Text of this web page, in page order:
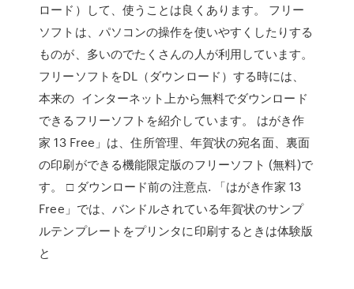
ロード）して、使うことは良くあります。 フリー
ソフトは、パソコンの操作を使いやすくしたりする
ものが、多いのでたくさんの人が利用しています。
フリーソフトをDL（ダウンロード）する時には、
本来の インターネット上から無料でダウンロード
できるフリーソフトを紹介しています。 はがき作
家 13 Free」は、住所管理、年賀状の宛名面、裏面
の印刷ができる機能限定版のフリーソフト (無料)で
す。 □ ダウンロード前の注意点. 「はがき作家 13
Free」では、バンドルされている年賀状のサンプ
ルテンプレートをプリンタに印刷するときは体験版
と